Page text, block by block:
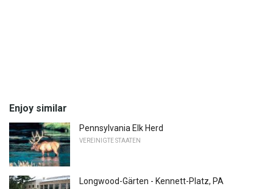
Enjoy similar
Pennsylvania Elk Herd
VEREINIGTE STAATEN
Longwood-Gärten - Kennett-Platz, PA